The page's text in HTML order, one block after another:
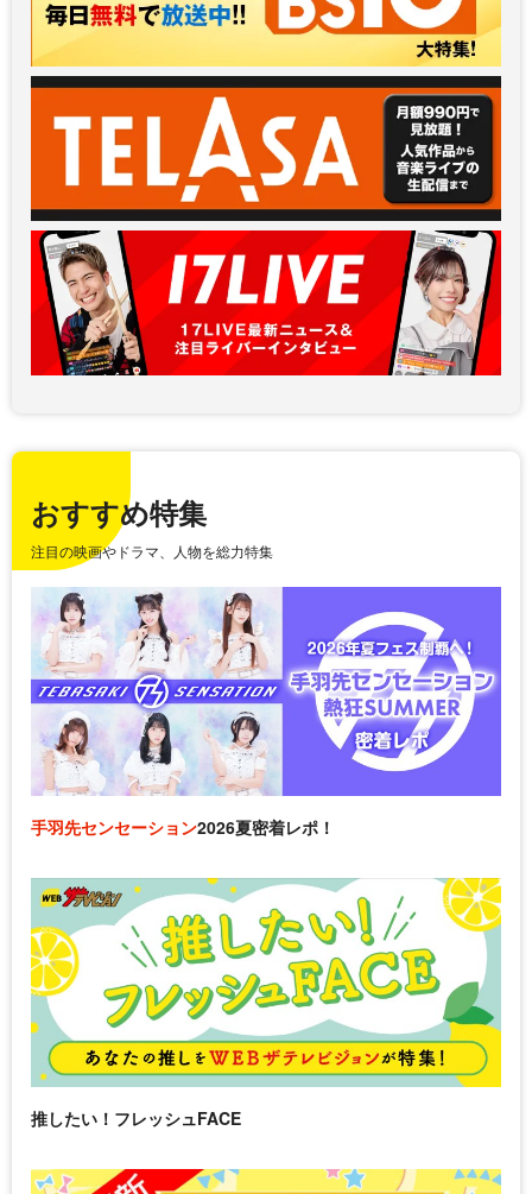
おすすめ特集
注目の映画やドラマ、人物を総力特集
手羽先センセーション2026夏密着レポ！
推したい！フレッシュFACE